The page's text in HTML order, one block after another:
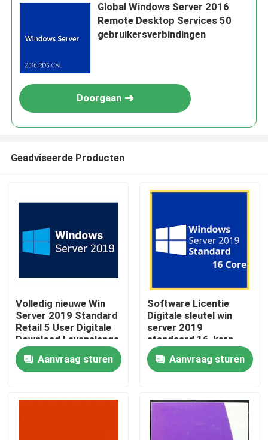
Huis
Producten
Global Windows Server 2016
Remote Desktop Services 50
gebruikersverbindingen
Doorgaan
Geadviseerde Producten
Volledig nieuwe Win
Server 2019 Standard
Retail 5 User Digitale
Download Levenslange
sleutel
Aanvraag sturen
Software Licentie
Digitale sleutel win
server 2019
standaard 16-kern
Aanvraag sturen